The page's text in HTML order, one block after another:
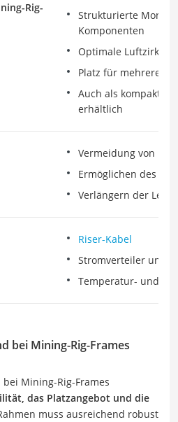
Rig-
Strukturierte
Komponenten
Optimale
Platz für mehrere
Auch als kompaktes
erhältlich
Vermeidung von
Ermöglichen des
Verlängern der
Riser-Kabel
Stromverteiler und
Temperatur- und
bei Mining-Rig-Frames
Mining-Rig-Frames
das Platzangebot und die
muss ausreichend robust